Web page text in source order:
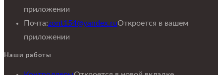
приложении
Почта:zont154@yandex.ruОткроется в вашем
приложении
Наши работы